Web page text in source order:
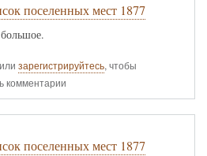
поселенных мест 1877
или зарегистрируйтесь, чтобы
комментарии
поселенных мест 1877